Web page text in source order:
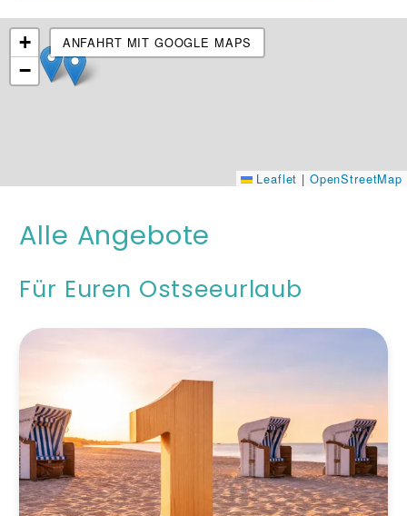
+
−
ANFAHRT MIT GOOGLE MAPS
Leaflet | OpenStreetMap
Alle Angebote
Für Euren Ostseeurlaub